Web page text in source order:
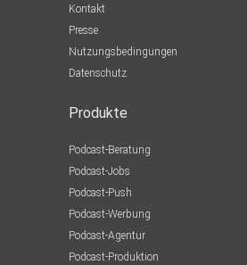
Kontakt
Presse
Nutzungsbedingungen
Datenschutz
Produkte
Podcast-Beratung
Podcast-Jobs
Podcast-Push
Podcast-Werbung
Podcast-Agentur
Podcast-Produktion